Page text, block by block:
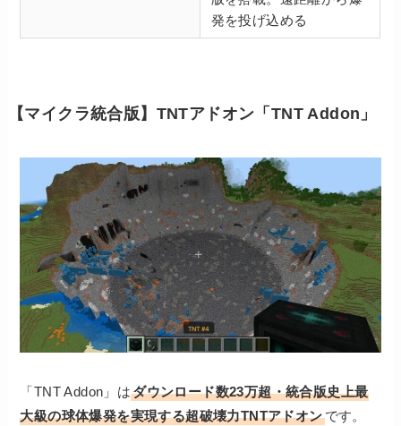
発を投げ込める
【マイクラ統合版】TNTアドオン「TNT Addon」
「TNT Addon」はダウンロード数23万超・統合版史上最
大級の球体爆発を実現する超破壊力TNTアドオンです。